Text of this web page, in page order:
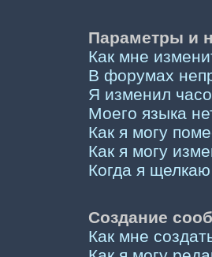
Параметры и
Как мне
В форумах
Я изменил
Моего языка
Как я могу
Как я могу
Когда я
Создание
Как мне